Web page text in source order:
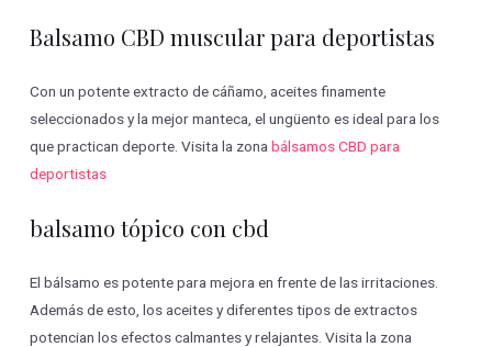
Balsamo CBD muscular para deportistas
Con un potente extracto de cáñamo, aceites finamente
seleccionados y la mejor manteca, el ungüento es ideal para los
que practican deporte. Visita la zonabálsamos CBD para
deportistas
balsamo tópico con cbd
El bálsamo es potente para mejora en frente de las irritaciones.
Además de esto, los aceites y diferentes tipos de extractos
potencian los efectos calmantes y relajantes. Visita la zona